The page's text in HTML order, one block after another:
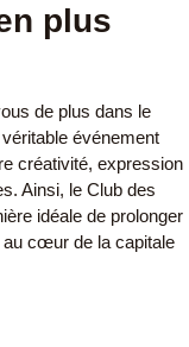
plus
de plus dans le
événement
créativité, expression
Ainsi, le Club des
idéale de prolonger
au cœur de la capitale